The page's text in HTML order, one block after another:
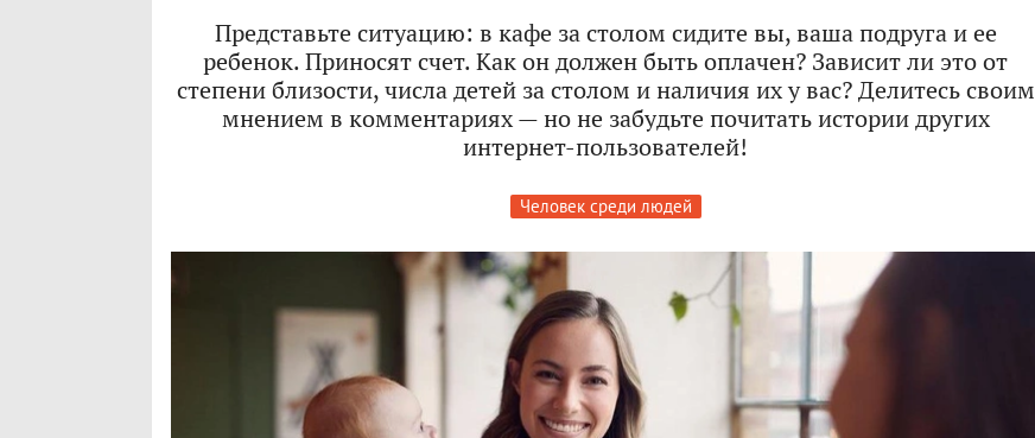
Представьте ситуацию: в кафе за столом сидите вы, ваша подруга и ее
ребенок. Приносят счет. Как он должен быть оплачен? Зависит ли это от
степени близости, числа детей за столом и наличия их у вас? Делитесь своим
мнением в комментариях — но не забудьте почитать истории других
интернет-пользователей!
Человек среди людей